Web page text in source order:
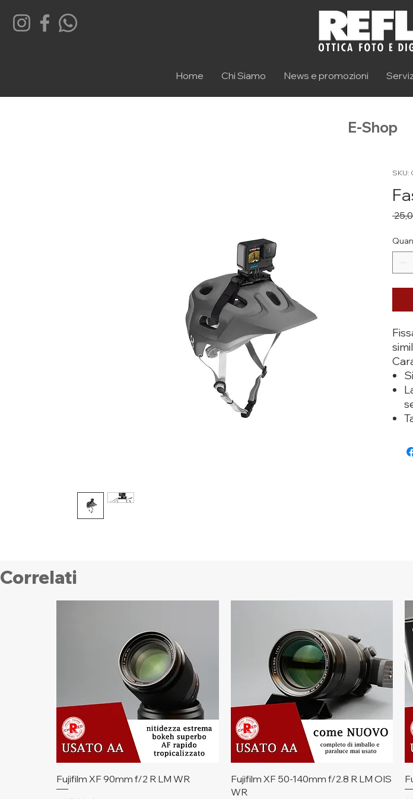
Home Chi Siamo News e promozioni
SKU:
E-Shop
Vista rapida
Fujifilm XF 90mm f/2 R LM WR
Vista rapida
Fujifilm XF 50-140mm f/2.8 R LM OIS
WR
Correlati